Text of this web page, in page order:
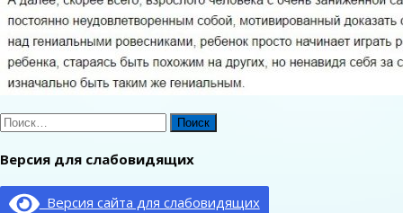
Найти:
Версия для слабовидящих
Версия сайта для слабовидящих